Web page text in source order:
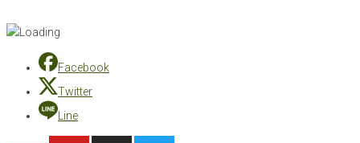
Facebook
Twitter
Line